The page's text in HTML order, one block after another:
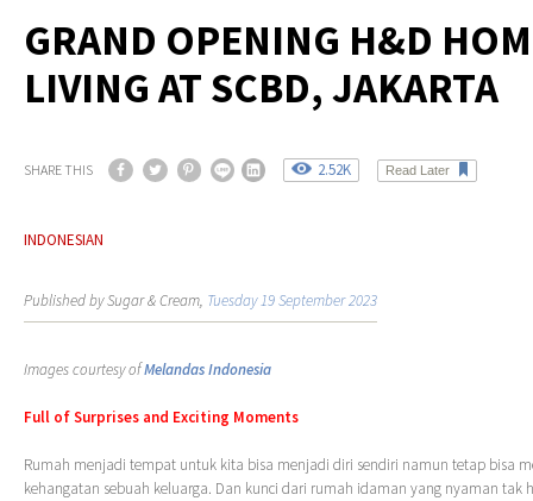
GRAND OPENING H&D
LIVING AT SCBD, JAKARTA
SHARE THIS 2.52K Read Later
INDONESIAN
Published by Sugar & Cream, Tuesday 19 September 2023
Images courtesy ofMelandas Indonesia
Full of Surprises and Exciting Moments
Rumah menjadi tempat untuk kita bisa menjadi diri sendiri namun tetap bisa
kehangatan sebuah keluarga. Dan kunci dari rumah idaman yang nyaman tak